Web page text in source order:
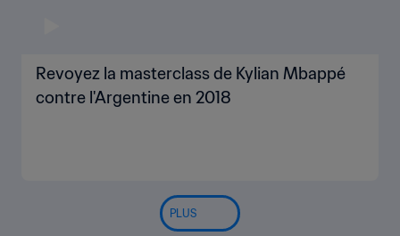
Revoyez la masterclass de Kylian Mbappé
contre l'Argentine en 2018
PLUS